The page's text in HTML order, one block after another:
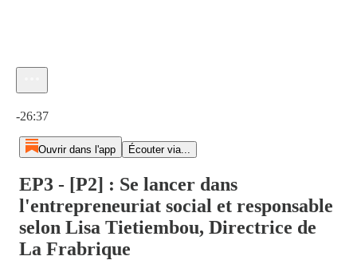
-26:37
Ouvrir dans l'app Écouter via...
EP3 - [P2] : Se lancer dans
l'entrepreneuriat social et responsable
selon Lisa Tietiembou, Directrice de
La Frabrique